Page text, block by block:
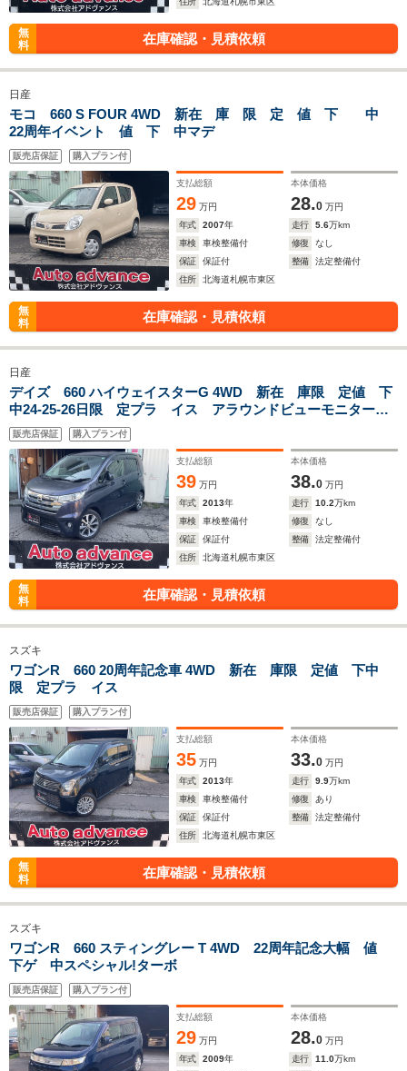
無
料
在庫確認・見積依頼
日産
モコ 660 S FOUR 4WD 新在 庫 限 定 値 下 中
22周年イベント 値 下 中マデ
販売店保証 購入プラン付
支払総額
29 万円
本体価格
28.0 万円
年式
2007年 走行 5.6万km
車検
車検整備付 修復
なし
保証
保証付 整備
法定整備付
住所
北海道札幌市東区
無
料
在庫確認・見積依頼
日産
デイズ 660 ハイウェイスターG 4WD 新在 庫限 定値 下
中24-25-26日限 定プラ イス アラウンドビューモニター
フルセグナビ エンスタ ドラレコ HID 予備キー
販売店保証 購入プラン付
支払総額
39 万円
本体価格
38.0 万円
年式
2013年 走行 10.2万km
車検
車検整備付 修復
なし
保証
保証付 整備
法定整備付
住所
北海道札幌市東区
無
料
在庫確認・見積依頼
スズキ
ワゴンR 660 20周年記念車 4WD 新在 庫限 定値 下中
限 定プラ イス
販売店保証 購入プラン付
支払総額
35 万円
本体価格
33.0 万円
年式
2013年 走行 9.9万km
車検
車検整備付 修復
あり
保証
保証付 整備
法定整備付
住所
北海道札幌市東区
無
料
在庫確認・見積依頼
スズキ
ワゴンR 660 スティングレー T 4WD 22周年記念大幅 値
下ゲ 中スペシャル!ターボ
販売店保証 購入プラン付
支払総額
29 万円
本体価格
28.0 万円
年式
2009年 走行 11.0万km